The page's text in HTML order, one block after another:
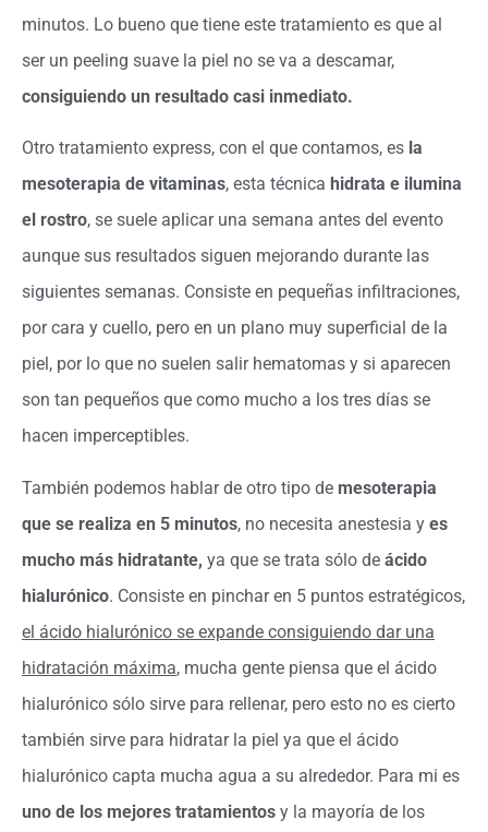
minutos. Lo bueno que tiene este tratamiento es que al
ser un peeling suave la piel no se va a descamar,
consiguiendo un resultado casi inmediato.
Otro tratamiento express, con el que contamos, es la
mesoterapia de vitaminas, esta técnica hidrata e ilumina
el rostro, se suele aplicar una semana antes del evento
aunque sus resultados siguen mejorando durante las
siguientes semanas. Consiste en pequeñas infiltraciones,
por cara y cuello, pero en un plano muy superficial de la
piel, por lo que no suelen salir hematomas y si aparecen
son tan pequeños que como mucho a los tres días se
hacen imperceptibles.
También podemos hablar de otro tipo de mesoterapia
que se realiza en 5 minutos, no necesita anestesia y es
mucho más hidratante, ya que se trata sólo de ácido
hialurónico. Consiste en pinchar en 5 puntos estratégicos,
el ácido hialurónico se expande consiguiendo dar una
hidratación máxima, mucha gente piensa que el ácido
hialurónico sólo sirve para rellenar, pero esto no es cierto
también sirve para hidratar la piel ya que el ácido
hialurónico capta mucha agua a su alrededor. Para mi es
uno de los mejores tratamientos y la mayoría de los